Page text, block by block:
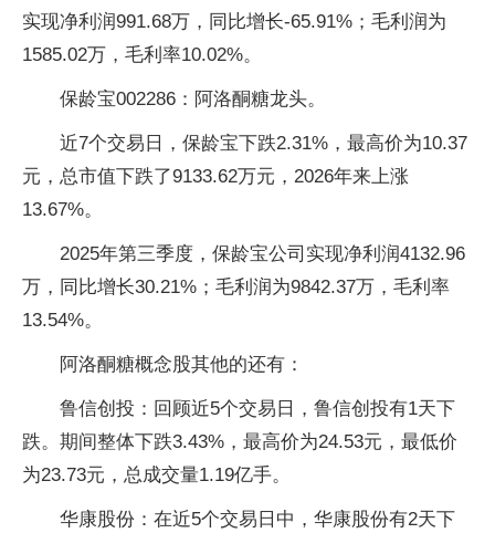
实现净利润991.68万，同比增长-65.91%；毛利润为
1585.02万，毛利率10.02%。
保龄宝002286：阿洛酮糖龙头。
近7个交易日，保龄宝下跌2.31%，最高价为10.37
元，总市值下跌了9133.62万元，2026年来上涨
13.67%。
2025年第三季度，保龄宝公司实现净利润4132.96
万，同比增长30.21%；毛利润为9842.37万，毛利率
13.54%。
阿洛酮糖概念股其他的还有：
鲁信创投：回顾近5个交易日，鲁信创投有1天下
跌。期间整体下跌3.43%，最高价为24.53元，最低价
为23.73元，总成交量1.19亿手。
华康股份：在近5个交易日中，华康股份有2天下